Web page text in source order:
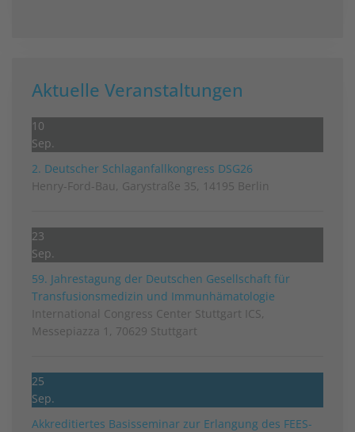
Aktuelle Veranstaltungen
10
Sep.
2. Deutscher Schlag­anfall­kongress DSG26
Henry-Ford-Bau, Garystraße 35, 14195 Berlin
23
Sep.
59. Jahrestagung der Deutschen Gesellschaft für
Transfusionsmedizin und Immunhämatologie
International Congress Center Stuttgart ICS,
Messepiazza 1, 70629 Stuttgart
25
Sep.
Akkreditiertes Basisseminar zur Erlangung des FEES-